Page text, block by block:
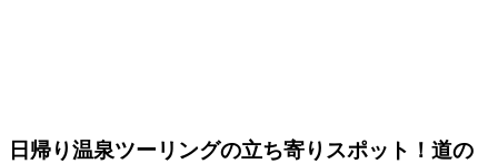
日帰り温泉ツーリングの立ち寄りスポット！道の